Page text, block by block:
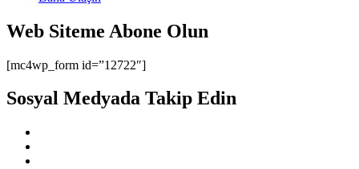
Web Siteme Abone Olun
[mc4wp_form id=”12722″]
Sosyal Medyada Takip Edin